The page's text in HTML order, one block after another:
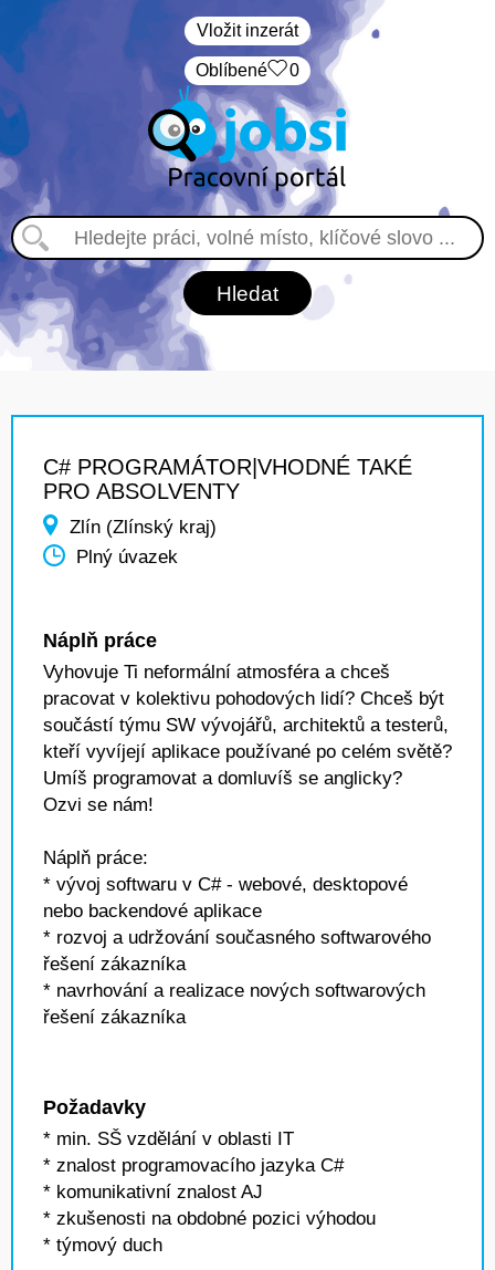
Vložit inzerát
Oblíbené 0
C# PROGRAMÁTOR|VHODNÉ TAKÉ
PRO ABSOLVENTY
Zlín (Zlínský kraj)
Plný úvazek
Náplň práce
Vyhovuje Ti neformální atmosféra a chceš
pracovat v kolektivu pohodových lidí? Chceš být
součástí týmu SW vývojářů, architektů a testerů,
kteří vyvíjejí aplikace používané po celém světě?
Umíš programovat a domluvíš se anglicky?
Ozvi se nám!
Náplň práce:
* vývoj softwaru v C# - webové, desktopové
nebo backendové aplikace
* rozvoj a udržování současného softwarového
řešení zákazníka
* navrhování a realizace nových softwarových
řešení zákazníka
Požadavky
* min. SŠ vzdělání v oblasti IT
* znalost programovacího jazyka C#
* komunikativní znalost AJ
* zkušenosti na obdobné pozici výhodou
* týmový duch